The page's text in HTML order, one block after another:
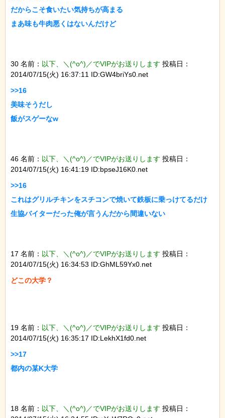
だからこそ食いたい気持ちが高まる
30 名前： 以下、＼(^o^)／でVIPがお送りします 投稿日：
2014/07/15(火) 16:37:11 ID:GW4briYs0.net
>>16
美味そうだし
46 名前： 以下、＼(^o^)／でVIPがお送りします 投稿日：
2014/07/15(火) 16:41:19 ID:bpseJ16K0.net
>>16
これはグリルチキンをスチコンで焼いて鉄板に乗っけてるだけ
17 名前： 以下、＼(^o^)／でVIPがお送りします 投稿日：
2014/07/15(火) 16:34:53 ID:GhML59Yx0.net
19 名前： 以下、＼(^o^)／でVIPがお送りします 投稿日：
2014/07/15(火) 16:35:17 ID:LekhX1fd0.net
>>17
18 名前： 以下、＼(^o^)／でVIPがお送りします 投稿日：